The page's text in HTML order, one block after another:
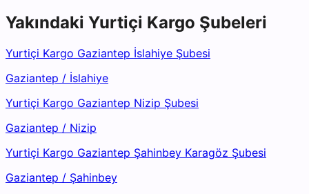
Yakındaki Yurtiçi Kargo Şubeleri
Yurtiçi Kargo Gaziantep İslahiye Şubesi
Gaziantep / İslahiye
Yurtiçi Kargo Gaziantep Nizip Şubesi
Gaziantep / Nizip
Yurtiçi Kargo Gaziantep Şahinbey Karagöz Şubesi
Gaziantep / Şahinbey